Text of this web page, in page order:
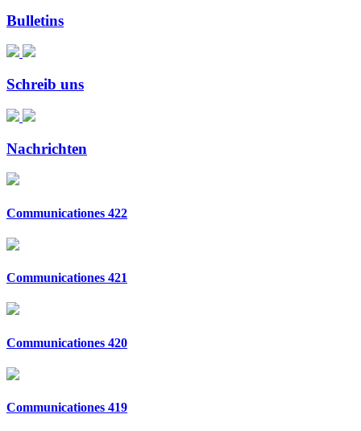
Bulletins
Schreib uns
Nachrichten
Communicationes 422
Communicationes 421
Communicationes 420
Communicationes 419